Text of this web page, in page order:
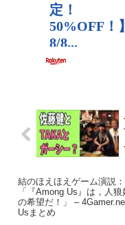
結のほえほえゲーム演説
「『Among Us』は，人
の希望だ！」 –
Usまとめ